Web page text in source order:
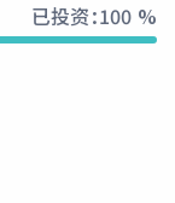
已投资：100 %